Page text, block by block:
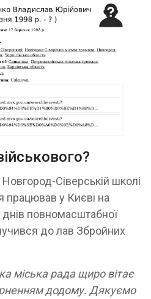
Сіверській школі
працював у Києві на
днів повномасштабної
до лав Збройних
міська рада щиро вітає
додому. Дякуємо